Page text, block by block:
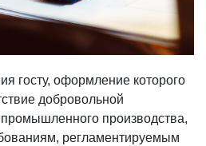
госту, оформление которого
добровольной
производства,
регламентируемым